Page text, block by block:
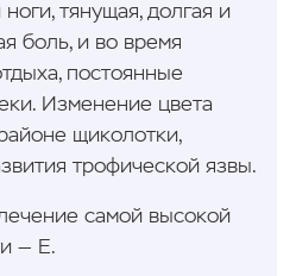
тянущая, долгая и
боль, и во время
постоянные
Изменение цвета
щиколотки,
трофической язвы.
самой высокой
— Е.